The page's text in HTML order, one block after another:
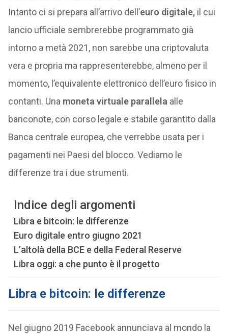
Intanto ci si prepara all’arrivo dell’euro digitale, il cui
lancio ufficiale sembrerebbe programmato già
intorno a metà 2021, non sarebbe una criptovaluta
vera e propria ma rappresenterebbe, almeno per il
momento, l’equivalente elettronico dell’euro fisico in
contanti. Una moneta virtuale parallela alle
banconote, con corso legale e stabile garantito dalla
Banca centrale europea, che verrebbe usata per i
pagamenti nei Paesi del blocco. Vediamo le
differenze tra i due strumenti.
Indice degli argomenti
Libra e bitcoin: le differenze
Euro digitale entro giugno 2021
L’altolà della BCE e della Federal Reserve
Libra oggi: a che punto è il progetto
Libra e bitcoin: le differenze
Nel giugno 2019 Facebook annunciava al mondo la